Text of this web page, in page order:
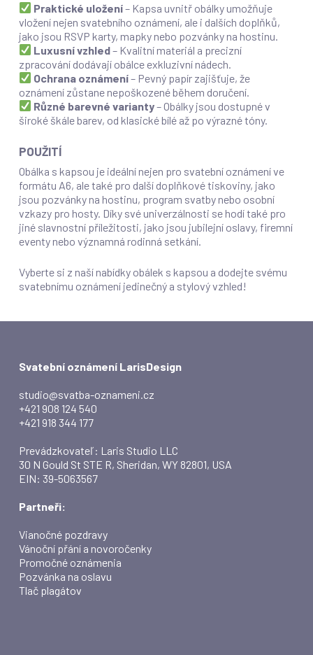
Praktické uložení– Kapsa uvnitř obálky umožňuje
vložení nejen svatebního oznámení, ale i dalších doplňků,
jako jsou RSVP karty, mapky nebo pozvánky na hostinu.
Luxusní vzhled– Kvalitní materiál a precizní
zpracování dodávají obálce exkluzivní nádech.
Ochrana oznámení– Pevný papír zajišťuje, že
oznámení zůstane nepoškozené během doručení.
Různé barevné varianty– Obálky jsou dostupné v
široké škále barev, od klasické bílé až po výrazné tóny.
POUŽITÍ
Obálka s kapsou je ideální nejen pro svatební oznámení ve
formátu A6, ale také pro další doplňkové tiskoviny, jako
jsou pozvánky na hostinu, program svatby nebo osobní
vzkazy pro hosty. Díky své univerzálnosti se hodí také pro
jiné slavnostní příležitosti, jako jsou jubilejní oslavy, firemní
eventy nebo významná rodinná setkání.
Vyberte si z naší nabídky obálek s kapsou a dodejte svému
svatebnímu oznámení jedinečný a stylový vzhled!
Svatební oznámení LarisDesign
studio@svatba-oznameni.cz
+421 908 124 540
+421 918 344 177
Prevádzkovateľ: Laris Studio LLC
30 N Gould St STE R, Sheridan, WY 82801, USA
EIN: 39-5063567
Partneři:
Vianočné pozdravy
Vánoční přání a novoročenky
Promočné oznámenia
Pozvánka na oslavu
Tlač plagátov